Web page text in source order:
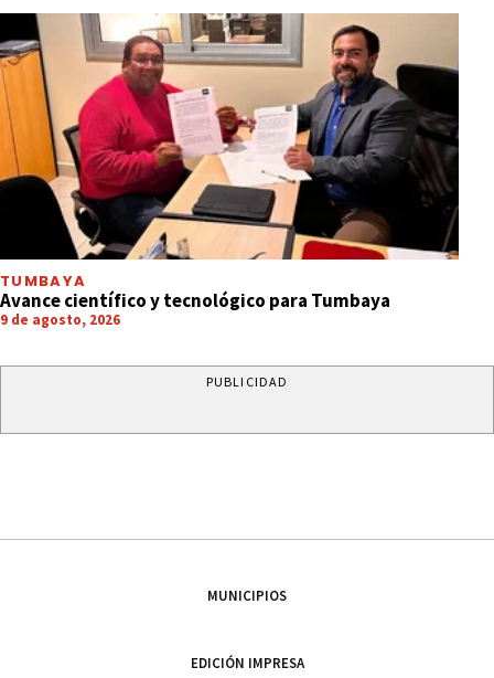
TUMBAYA
Avance científico y tecnológico para Tumbaya
9 de agosto, 2026
PUBLICIDAD
MUNICIPIOS
EDICIÓN IMPRESA